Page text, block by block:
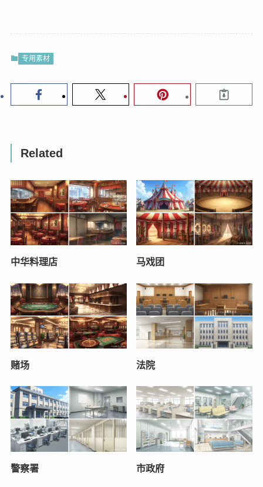
专用素材
Related
中华料理店 马戏团
赌场 法院
警察署 市政府